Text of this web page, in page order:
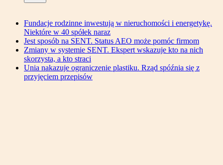
Fundacje rodzinne inwestują w nieruchomości i energetykę.
Niektóre w 40 spółek naraz
Jest sposób na SENT. Status AEO może pomóc firmom
Zmiany w systemie SENT. Ekspert wskazuje kto na nich
skorzysta, a kto straci
Unia nakazuje ograniczenie plastiku. Rząd spóźnia się z
przyjęciem przepisów